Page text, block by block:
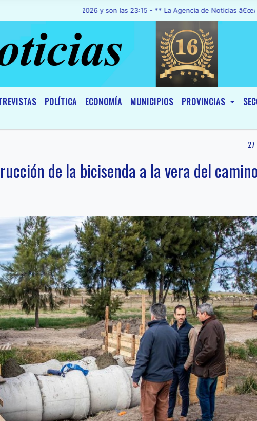
de Agosto de 2026 y son las 23:15 - ** La Agencia de Noticias â€œA1
POLÍTICA ECONOMÍA MUNICIPIOS PROVINCIAS
27
de la bicisenda a la vera del